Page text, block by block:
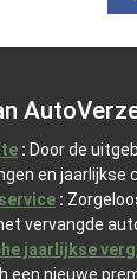
: Door de
en jaarlijkse
:
vervangde
jaarlijkse
een nieuwe